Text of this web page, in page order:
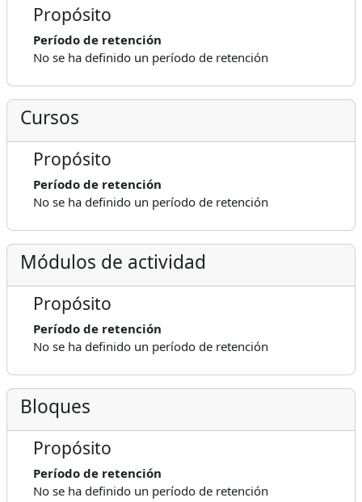
Propósito
Período de retención
No se ha definido un período de retención
Cursos
Propósito
Período de retención
No se ha definido un período de retención
Módulos de actividad
Propósito
Período de retención
No se ha definido un período de retención
Bloques
Propósito
Período de retención
No se ha definido un período de retención